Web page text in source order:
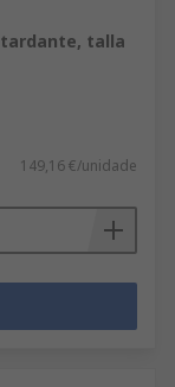
talla
149,16 €/unidade